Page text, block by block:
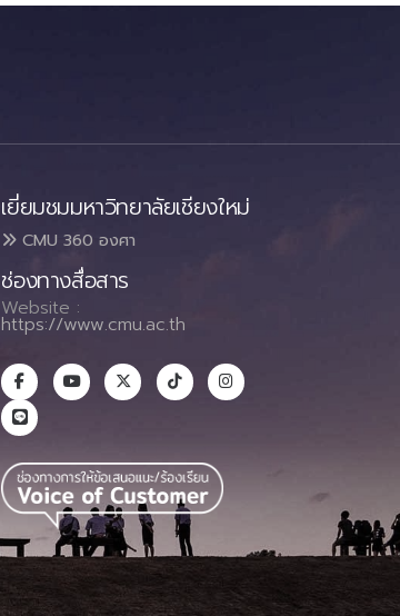
เยี่ยมชมมหาวิทยาลัยเชียงใหม่
CMU 360 องศา
ช่องทางสื่อสาร
Website :
https://www.cmu.ac.th